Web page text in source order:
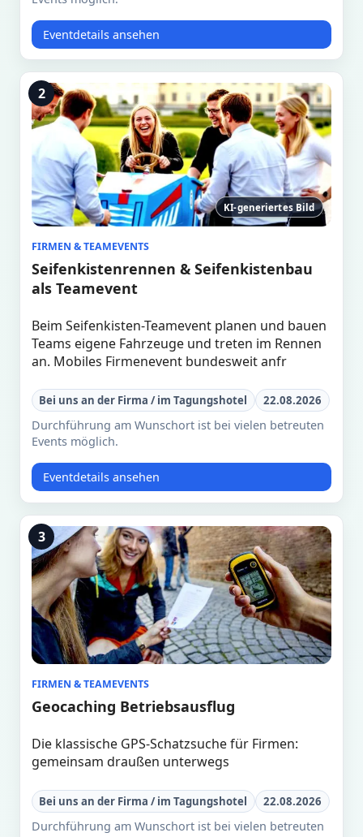
Eventdetails ansehen
2
KI-generiertes Bild
FIRMEN & TEAMEVENTS
Seifenkistenrennen & Seifenkistenbau
als Teamevent
Beim Seifenkisten-Teamevent planen und bauen
Teams eigene Fahrzeuge und treten im Rennen
an. Mobiles Firmenevent bundesweit anfr
Bei uns an der Firma / im Tagungshotel 22.08.2026
Durchführung am Wunschort ist bei vielen betreuten
Events möglich.
Eventdetails ansehen
3
FIRMEN & TEAMEVENTS
Geocaching Betriebsausflug
Die klassische GPS-Schatzsuche für Firmen:
gemeinsam draußen unterwegs
Bei uns an der Firma / im Tagungshotel 22.08.2026
Durchführung am Wunschort ist bei vielen betreuten